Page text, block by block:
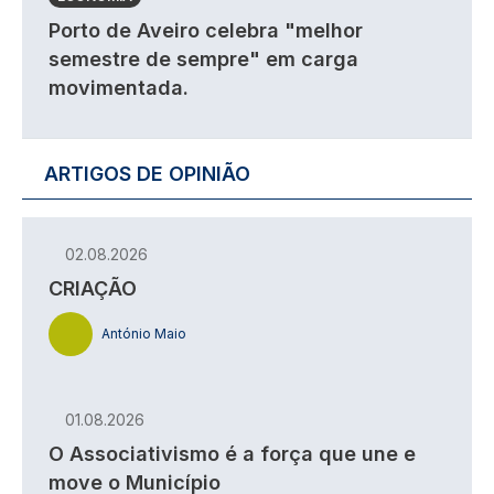
Porto de Aveiro celebra "melhor
semestre de sempre" em carga
movimentada.
ARTIGOS DE OPINIÃO
02.08.2026
CRIAÇÃO
António Maio
01.08.2026
O Associativismo é a força que une e
move o Município